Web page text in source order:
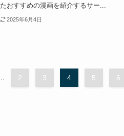
たおすすめの漫画を紹介するサー...
2025年6月4日
2 3 4 5 6